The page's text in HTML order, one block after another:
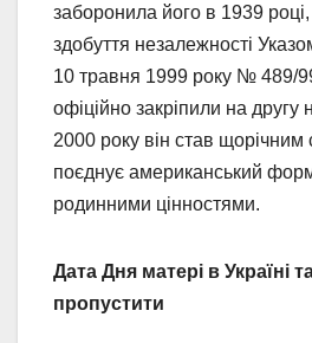
заборонила його в 1939 році,
здобуття незалежності
10 травня 1999 року № 489/
офіційно закріпили на другу
2000 року він став
поєднує американський
родинними цінностями.
Дата Дня матері в Україні
пропустити